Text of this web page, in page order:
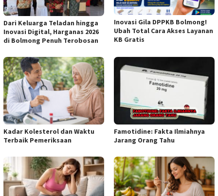
Dari Keluarga Teladan hingga
Inovasi Digital, Harganas 2026
di Bolmong Penuh Terobosan
Inovasi Gila DPPKB Bolmong!
Ubah Total Cara Akses Layanan
KB Gratis
Kadar Kolesterol dan Waktu
Terbaik Pemeriksaan
Famotidine: Fakta Ilmiahnya
Jarang Orang Tahu